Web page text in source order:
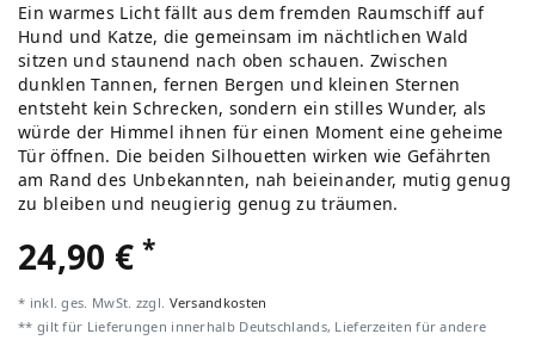
Ein warmes Licht fällt aus dem fremden Raumschiff auf
Hund und Katze, die gemeinsam im nächtlichen Wald
sitzen und staunend nach oben schauen. Zwischen
dunklen Tannen, fernen Bergen und kleinen Sternen
entsteht kein Schrecken, sondern ein stilles Wunder, als
würde der Himmel ihnen für einen Moment eine geheime
Tür öffnen. Die beiden Silhouetten wirken wie Gefährten
am Rand des Unbekannten, nah beieinander, mutig genug
zu bleiben und neugierig genug zu träumen.
24,90 €*
* inkl. ges. MwSt. zzgl. Versandkosten
** gilt für Lieferungen innerhalb Deutschlands, Lieferzeiten für andere